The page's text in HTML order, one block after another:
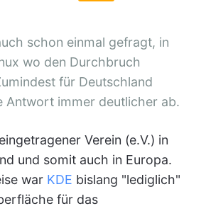
schon einmal gefragt, in
wo den Durchbruch
für Deutschland
Antwort immer deutlicher ab.
Verein (e.V.) in
und somit auch in Europa.
war KDE bislang "lediglich"
für das